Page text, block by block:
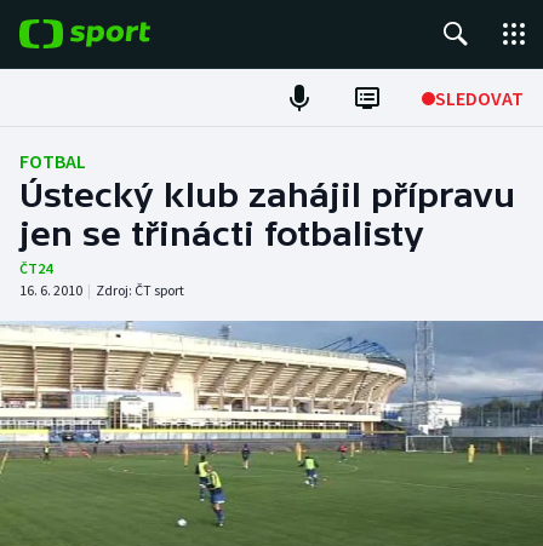
SLEDOVAT
Fotbal
Hokej
Tenis
Atletika
Cyklistika
DALŠÍ SPORTY
Americký fotbal
NEPŘEHLÉDNĚTE
FOTBAL
Ústecký klub zahájil přípravu
jen se třinácti fotbalisty
ČT24
16. 6. 2010 | Zdroj: ČT sport